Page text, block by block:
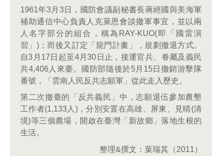
1961年3月3日，國防會議副秘書長蔣經國與美海軍
補助通信中心負責人克萊恩會談撤軍事宜，並以兩
人名字部分的組合，稱為RAY-KUO(即「國雷演
習」)；而後又訂定「龍門計畫」，規劃撤退方式。
自3月17日起至4月30日止，接運官兵、眷屬及義民
共4,406人來臺。國防部隨後於5月15日撤銷游擊隊
番號，「雲南人民反共志願軍」從此走入歷史。
第二次撤臺的「反共義民」中，志願退伍參加農墾
工作者(1,133人)，分別安置在高雄、屏東、見晴(清
境)等三個農場，開啟在臺灣「新故鄉」落地生根的
生活。
整理&撰文：葉瑞其（2011）